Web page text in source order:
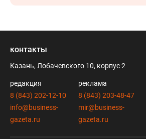
контакты
Казань, Лобачевского 10, корпус 2
редакция
8 (843) 202-12-10
info@business-
gazeta.ru
реклама
8 (843) 203-48-47
mir@business-
gazeta.ru